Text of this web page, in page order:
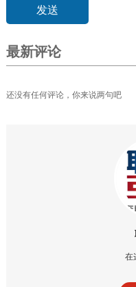
最新评论
还没有任何评论，你来说两句吧
在